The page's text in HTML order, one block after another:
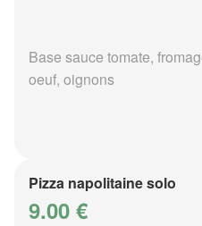
Base sauce tomate,
oeuf, oignons
Pizza napolitaine solo
9.00 €